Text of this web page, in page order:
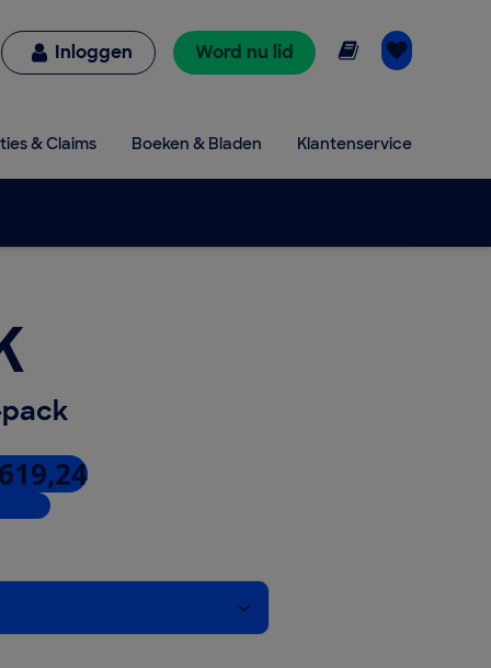
Inloggen Word nu lid Online lezen
& Claims Boeken & Bladen Klantenservice
pack